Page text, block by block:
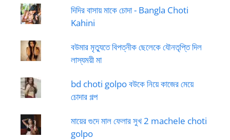
দিদির বাসায় মাকে চোদা - Bangla Choti
Kahini
বউমার মৃত্যুতে বিপত্নীক ছেলেকে যৌনতৃপ্তি দিল
লাস্যময়ী মা
bd choti golpo বউকে নিয়ে কাজের মেয়ে
চোদার গল্প
মায়ের গুদে মাল ফেলার সুখ 2 machele choti
golpo